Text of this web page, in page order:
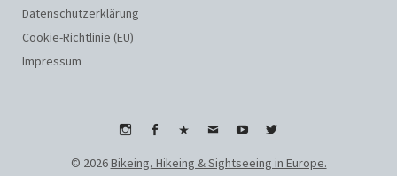
Datenschutzerklärung
Cookie-Richtlinie (EU)
Impressum
InstagramFacebookWhatsApp
EmailYoutubeTwitter
© 2026Bikeing, Hikeing & Sightseeing in Europe.